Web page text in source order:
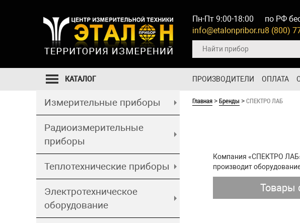
Пн-Пт 9:00-18:00
info@etalonpribor.ru
по РФ
8 (800)
ПРОИЗВОДИТЕЛИ ОПЛАТА
КАТАЛОГ
Измерительные приборы
Радиоизмерительные
приборы
Теплотехнические приборы
Электротехническое
оборудование
Главная >Бренды >СПЕКТРО ЛАБ
Компания «СПЕКТРО
производит
Товары